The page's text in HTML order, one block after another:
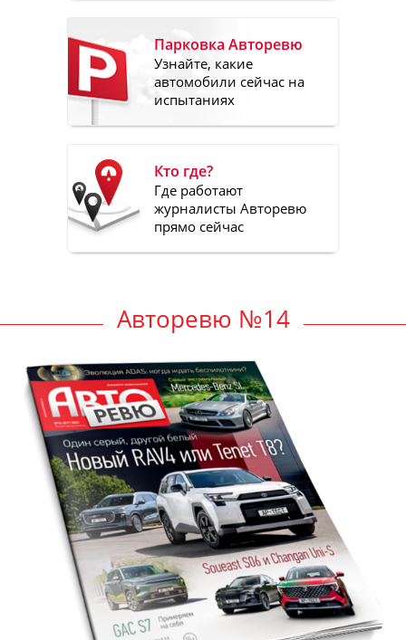
Парковка Авторевю
Узнайте, какие
автомобили сейчас на
испытаниях
Кто где?
Где работают
журналисты Авторевю
прямо сейчас
Авторевю №14